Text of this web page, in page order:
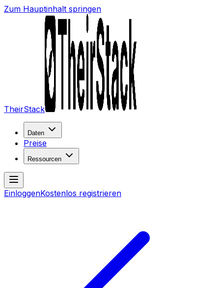
Zum Hauptinhalt springen
TheirStack
Daten
Preise
Ressourcen
EinloggenKostenlos registrieren